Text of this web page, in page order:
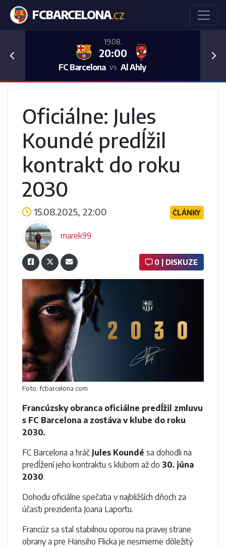
FCBARCELONA.CZ
19.08.
20:00
FC Barcelona vs Al Ahly
Previous
Oficiálne: Jules
Koundé predĺžil
kontrakt do roku
2030
15.08.2025, 22:00 ČLÁNKY
marek99
0 | DISKUZE
Foto: fcbarcelona.com
Francúzsky obranca oficiálne predĺžil zmluvu
s FC Barcelona a zostáva v klube do roku
2030.
FC Barcelona a hráč Jules Koundé sa dohodli na
predĺžení jeho kontraktu s klubom až do 30. júna
2030.
Dohodu oficiálne spečatia v najbližších dňoch za
účasti prezidenta Joana Laportu.
Francúz sa stal stabilnou oporou na pravej strane
obrany a pre Hansiho Flicka je nesmierne dôležitý